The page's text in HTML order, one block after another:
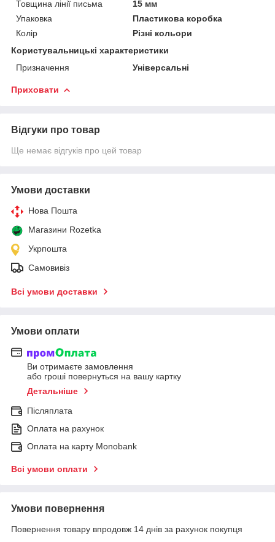
Товщина лінії письма
15 мм
Упаковка
Пластикова коробка
Колір
Різні кольори
Користувальницькі характеристики
Призначення
Універсальні
Приховати
Відгуки про товар
Ще немає відгуків про цей товар
Умови доставки
Нова Пошта
Магазини Rozetka
Укрпошта
Самовивіз
Всі умови доставки
Умови оплати
Ви отримаєте замовлення
або гроші повернуться на вашу картку
Детальніше
Післяплата
Оплата на рахунок
Оплата на карту Monobank
Всі умови оплати
Умови повернення
Повернення товару впродовж 14 днів за рахунок покупця